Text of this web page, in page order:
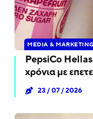
MEDIA & MARKETING
PepsiCo
χρόνια με
23 / 07 / 2026